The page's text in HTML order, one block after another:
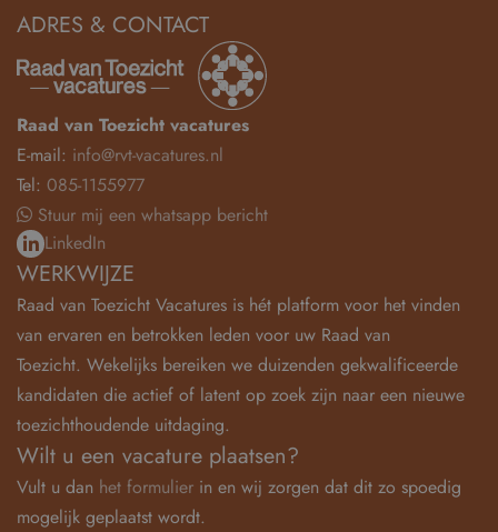
ADRES & CONTACT
Raad van Toezicht vacatures
E-mail: info@rvt-vacatures.nl
Tel: 085-1155977
Stuur mij een whatsapp bericht
LinkedIn
WERKWIJZE
Raad van Toezicht Vacatures is hét platform voor het vinden
van ervaren en betrokken leden voor uw Raad van
Toezicht. Wekelijks bereiken we duizenden gekwalificeerde
kandidaten die actief of latent op zoek zijn naar een nieuwe
toezichthoudende uitdaging.
Wilt u een vacature plaatsen?
Vult u dan het formulier in en wij zorgen dat dit zo spoedig
mogelijk geplaatst wordt.